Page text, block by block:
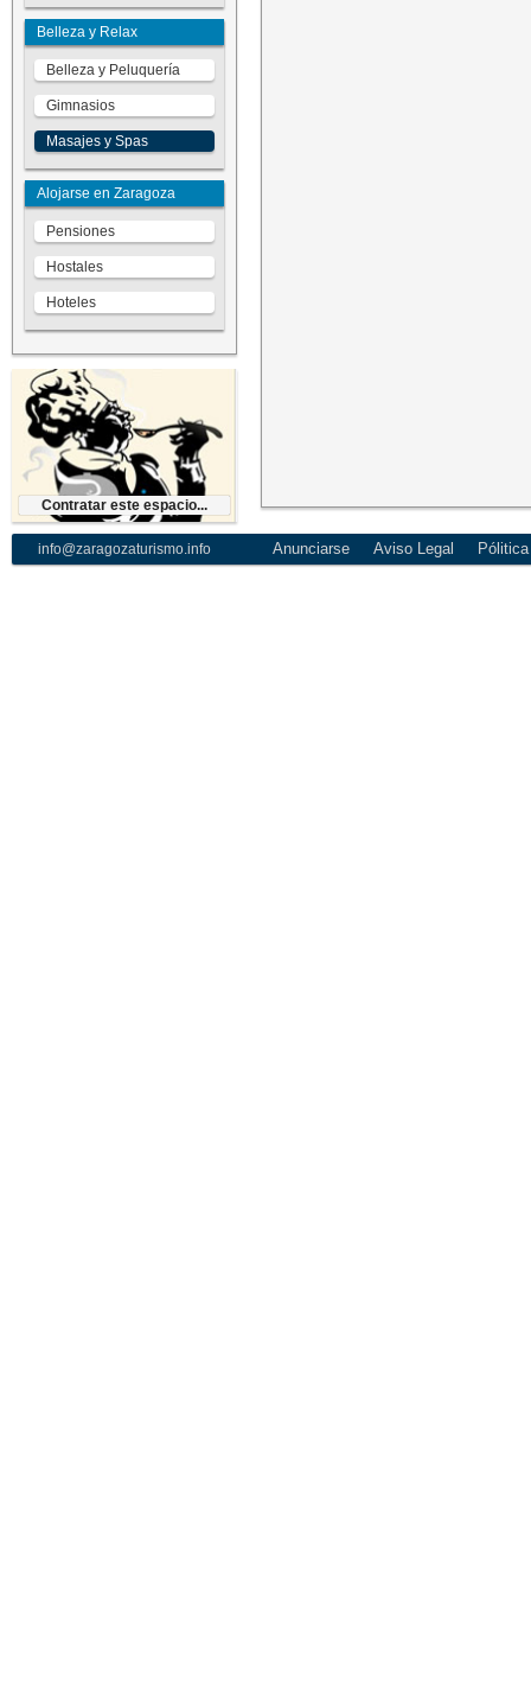
Belleza y Relax
Belleza y Peluquería
Gimnasios
Masajes y Spas
Alojarse en Zaragoza
Pensiones
Hostales
Hoteles
Contratar este espacio...
Páginas Web Zaragoza
Contratar este espacio...
info@zaragozaturismo.info Anunciarse Aviso Legal